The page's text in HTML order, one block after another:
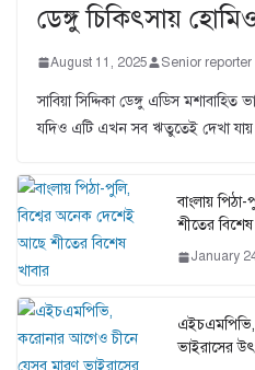
ডেঙ্গু চিকিৎসায়
August 11, 2025 Senior reporter
সাবিয়া সিদ্দিকা ডেঙ্গু এডিস মশাবাহিত
যদিও এটি এখন সব ঋতুতেই দেখা
বাংলায়
শীতের বিশেষ
January
ভাইরাসের